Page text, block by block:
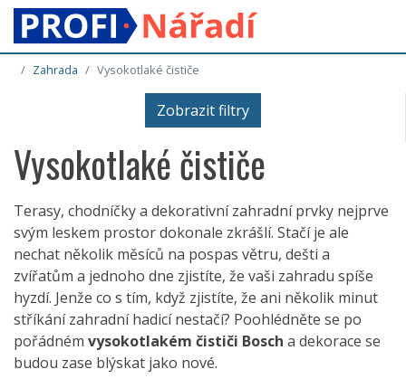
Zahrada Vysokotlaké čističe
Zobrazit filtry
Vysokotlaké čističe
Terasy, chodníčky a dekorativní zahradní prvky nejprve
svým leskem prostor dokonale zkrášlí. Stačí je ale
nechat několik měsíců na pospas větru, dešti a
zvířatům a jednoho dne zjistíte, že vaši zahradu spíše
hyzdí. Jenže co s tím, když zjistíte, že ani několik minut
stříkání zahradní hadicí nestačí? Poohlédněte se po
pořádném vysokotlakém čističi Bosch a dekorace se
budou zase blýskat jako nové.